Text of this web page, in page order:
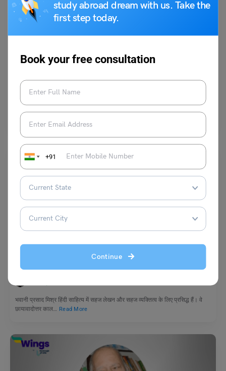
study abroad dream with us. Take the
first step today.
Book your free consultation
+91
Continue
School Education
स्कूल असेंबली के लिए 16 जनवरी की मुख्य समाचार सुर्खियां
नीरज January 17, 2026
स्कूलों में सुबह की प्रार्थना सभा एक नियमित और महत्वपूर्ण गतिविधि होती है, जिसमें सभी
शिक्षक और छात्र…
Jivan Parichay (जीवन परिचय)
भवानी प्रसाद मिश्र का जीवन परिचय और कृतित्व
भवानी प्रसाद मिश्र हिंदी साहित्य में सहज लेखन और सहज व्यक्तित्व के लिए प्रसिद्ध हैं। वे
छायावादोत्तर काल…
Read More